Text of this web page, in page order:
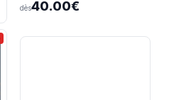
dès40.00€